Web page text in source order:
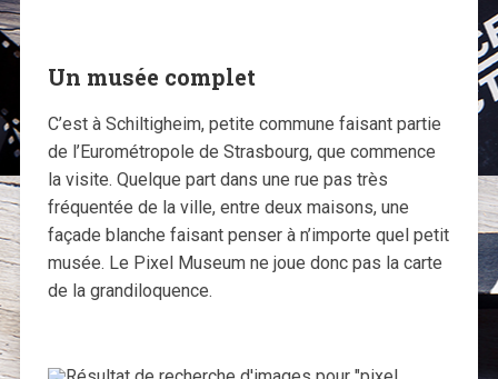
Un musée complet
C’est à Schiltigheim, petite commune faisant partie
de l’Eurométropole de Strasbourg, que commence
la visite. Quelque part dans une rue pas très
fréquentée de la ville, entre deux maisons, une
façade blanche faisant penser à n’importe quel petit
musée. Le Pixel Museum ne joue donc pas la carte
de la grandiloquence.